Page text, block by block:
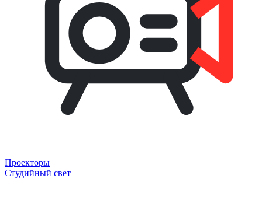
Проекторы
Студийный свет